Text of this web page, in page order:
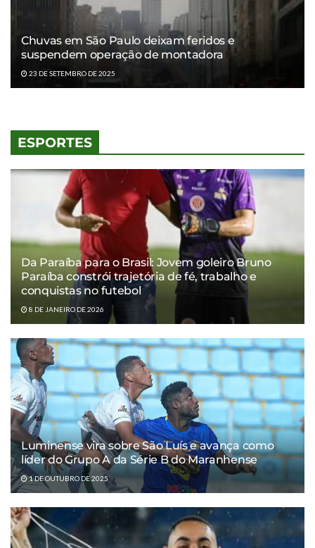
Chuvas em São Paulo deixam feridos e
suspendem operação de montadora
23 DE SETEMBRO DE 2025
ESPORTES
Da Paraíba para o Brasil: Jovem goleiro Bruno
Paraíba constrói trajetória de fé, trabalho e
conquistas no futebol
8 DE JANEIRO DE 2026
Luminense vira sobre São Luís e avança como
líder do Grupo A da Série B do Maranhense
1 DE OUTUBRO DE 2025